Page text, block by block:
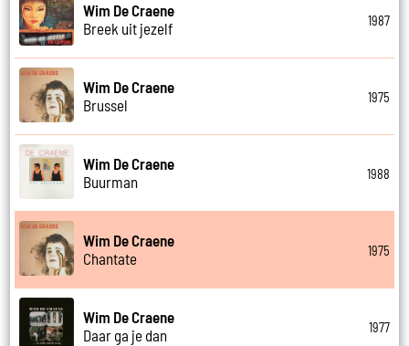
Wim De Craene
Breek uit jezelf
1987
Wim De Craene
Brussel
1975
Wim De Craene
Buurman
1988
Wim De Craene
Chantate
1975
Wim De Craene
Daar ga je dan
1977